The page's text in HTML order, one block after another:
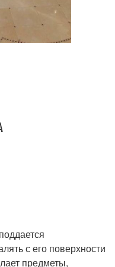
с его поверхности
предметы,